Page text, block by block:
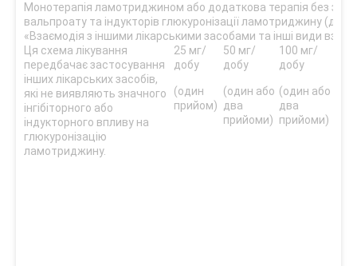
Монотерапія ламотриджином або додаткова терапія без
вальпроату та індукторів глюкуронізації ламотриджину (див.
«Взаємодія з іншими лікарськими засобами та інші види
Ця схема лікування
передбачає застосування
інших лікарських засобів,
які не виявляють значного
інгібіторного або
індукторного впливу на
глюкуронізацію
ламотриджину.
25 мг/
добу
(один
прийом)
50 мг/
добу
(один або
два
прийоми)
100 мг/
добу
(один або
два
прийоми)